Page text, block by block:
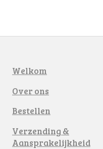
Welkom
Over ons
Bestellen
Verzending &
Aansprakelijkheid